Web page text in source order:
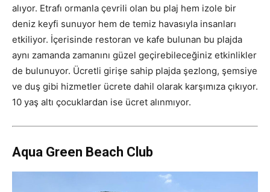
alıyor. Etrafı ormanla çevrili olan bu plaj hem izole bir
deniz keyfi sunuyor hem de temiz havasıyla insanları
etkiliyor. İçerisinde restoran ve kafe bulunan bu plajda
aynı zamanda zamanını güzel geçirebileceğiniz etkinlikler
de bulunuyor. Ücretli girişe sahip plajda şezlong, şemsiye
ve duş gibi hizmetler ücrete dahil olarak karşımıza çıkıyor.
10 yaş altı çocuklardan ise ücret alınmıyor.
Aqua Green Beach Club